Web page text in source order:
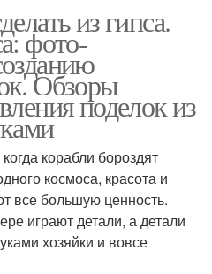
из гипса.
фото-
Обзоры
поделок из
корабли бороздят
космоса, красота и
все большую ценность.
играют детали, а детали
хозяйки и вовсе